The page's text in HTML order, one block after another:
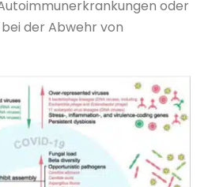
oder
der Abwehr von